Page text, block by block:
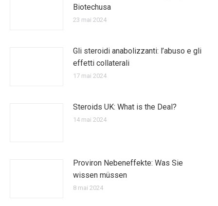
Biotechusa
23 mai 2024
Gli steroidi anabolizzanti: l’abuso e gli
effetti collaterali
17 mai 2024
Steroids UK: What is the Deal?
14 mai 2024
Proviron Nebeneffekte: Was Sie
wissen müssen
8 mai 2024